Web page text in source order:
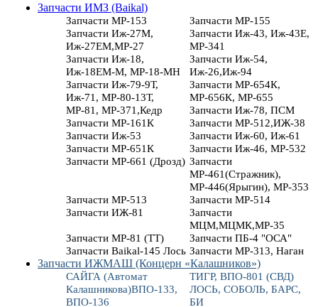
Запчасти ИМЗ (Baikal)
Запчасти МР-153
Запчасти МР-155
Запчасти Иж-27М,
Иж-27ЕМ,МР-27
Запчасти Иж-43, Иж-43Е,
МР-341
Запчасти Иж-18,
Иж-18ЕМ-М, МР-18-МН
Запчасти Иж-54,
Иж-26,Иж-94
Запчасти Иж-79-9Т,
Иж-71, МР-80-13Т,
МР-81, МР-371,Кедр
Запчасти МР-654К,
МР-656К, МР-655
Запчасти Иж-78, ПСМ
Запчасти МР-161К
Запчасти МР-512,ИЖ-38
Запчасти Иж-53
Запчасти Иж-60, Иж-61
Запчасти МР-651К
Запчасти Иж-46, МР-532
Запчасти МР-661 (Дрозд) Запчасти
МР-461(Стражник),
МР-446(Ярыгин), МР-353
Запчасти МР-513
Запчасти МР-514
Запчасти ИЖ-81
Запчасти
МЦМ,МЦМК,МР-35
Запчасти МР-81 (ТТ)
Запчасти ПБ-4 "ОСА"
Запчасти Baikal-145 Лось Запчасти МР-313, Наган
Запчасти ИЖМАШ (Концерн «Калашников»)
САЙГА (Автомат
Калашникова)ВПО-133,
ВПО-136
ТИГР, ВПО-801 (СВД)
ЛОСЬ, СОБОЛЬ, БАРС,
БИ